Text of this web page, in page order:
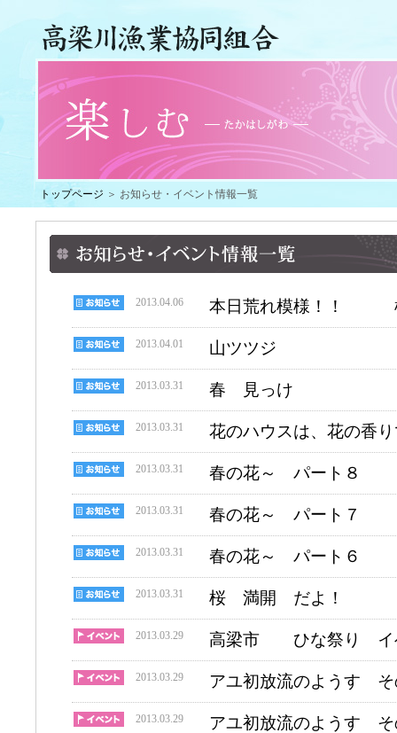
トップページ ＞ お知らせ・イベント情報一覧
2013.04.06 本日荒れ模様！
2013.04.01 山ツツジ
2013.03.31 春 見っけ
2013.03.31 花のハウスは、花の香
2013.03.31 春の花～ パート８
2013.03.31 春の花～ パート７
2013.03.31 春の花～ パート６
2013.03.31 桜 満開 だよ！
2013.03.29 高梁市 ひな祭り イ
2013.03.29 アユ初放流のようす そ
2013.03.29 アユ初放流のようす そ